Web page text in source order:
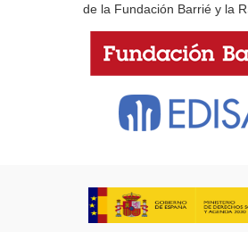
de la Fundación Barrié y la